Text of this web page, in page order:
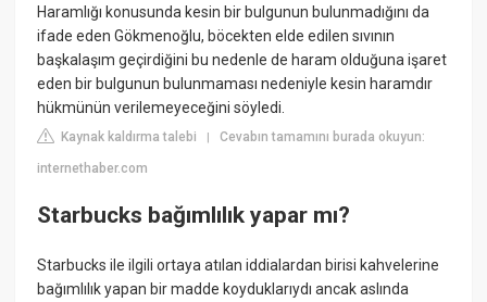
Haramlığı konusunda kesin bir bulgunun bulunmadığını da
ifade eden Gökmenoğlu, böcekten elde edilen sıvının
başkalaşım geçirdiğini bu nedenle de haram olduğuna işaret
eden bir bulgunun bulunmaması nedeniyle kesin haramdır
hükmünün verilemeyeceğini söyledi.
Kaynak kaldırma talebi |Cevabın tamamını burada okuyun:
internethaber.com
Starbucks bağımlılık yapar mı?
Starbucks ile ilgili ortaya atılan iddialardan birisi kahvelerine
bağımlılık yapan bir madde koyduklarıydı ancak aslında